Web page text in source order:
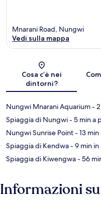
Mnarani Road, Nungwi
Vedi sulla mappa
Cosa c’è nei
dintorni?
Nungwi Mnarani Aquarium-
Spiaggia di Nungwi- 5 min a
Nungwi Sunrise Point- 13
Spiaggia di Kendwa- 9 min in
Spiaggia di Kiwengwa- 56
Informazioni